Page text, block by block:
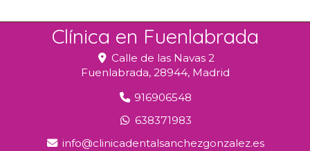
Clínica en Fuenlabrada
Calle de las Navas 2
Fuenlabrada, 28944, Madrid
916906548
638371983
info
clinicadentalsanchezgonzalez.es